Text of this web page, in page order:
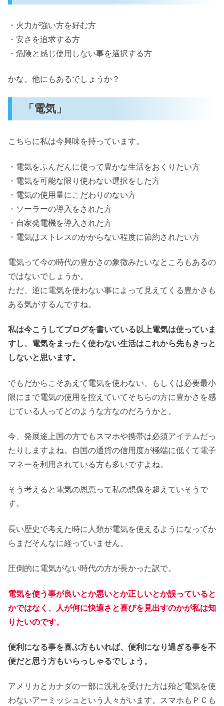
・火力が強い方を好む方
・安さを追求する方
・危険と感じ使用しない事を選択する方
かな。他にもあるでしょうか？
「電気」
こちらに私は今興味を持っています。
・電気をふんだんに使って豊かな生活をおくりたい方
・電気を可能な限り使わない選択をした方
・電気の使用量にこだわりのない方
・ソーラーの導入をされた方
・自家発電機を導入された方
・電気はストレスのかからない程度に節約されたい方
電気って今の時代の豊かさの象徴みたいなところもあるの
ではないでしょうか。
ただ、逆に電気を使わない事によって見えてくる豊かさも
ある気がするんですね。
私は今こうしてブログを書いている以上電気は使っていま
すし、電気をまったく使わない生活はこれから先もきっと
しないと思います。
でもだからこそあえて電気を使わない、もしくは必要最小
限にまで電気の使用を控えていてそちらの方に豊かさを感
じている人ってどのような方なのだろうかと。
今、発展途上国の方でもスマホや携帯は必須アイテムだっ
たりしますよね。自国の通貨の信用度が極端に低くて電子
マネーを利用されている方も多いですよね。
そう考えると電気の恩恵って私の想像を超えていそうで
す。
長い歴史で考えた時に人類が電気を使えるようになってか
らまだそんなに経っていません。
圧倒的に電気がない時代の方が長かった訳で。
電気を使う事が良いとか悪いとか正しいとか誤っていると
かではなく、人が何に快適さと喜びを見出すのかが私は知
りたいのです。
便利になる事を喜ぶ方もいれば、便利になり過ぎる事を不
便だと思う方もいらっしゃるでしょう。
アメリカとカナダの一部に洗礼を受けた方は殆ど電気を使
わないアーミッシュという人々がいます。スマホもＰＣも